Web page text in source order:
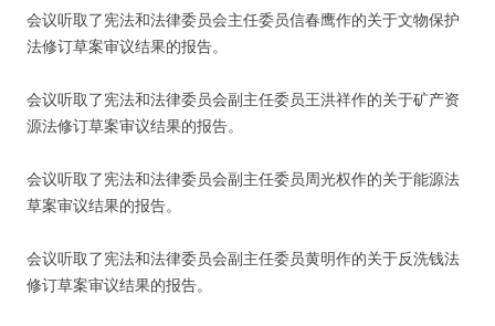
会议听取了宪法和法律委员会主任委员信春鹰作的关于文物保护
法修订草案审议结果的报告。
会议听取了宪法和法律委员会副主任委员王洪祥作的关于矿产资
源法修订草案审议结果的报告。
会议听取了宪法和法律委员会副主任委员周光权作的关于能源法
草案审议结果的报告。
会议听取了宪法和法律委员会副主任委员黄明作的关于反洗钱法
修订草案审议结果的报告。